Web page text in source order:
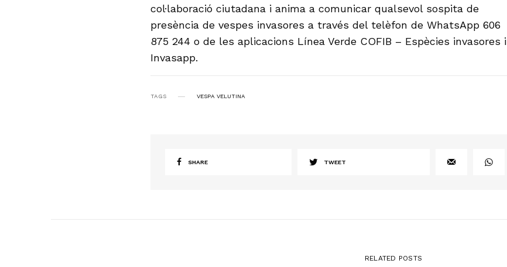
col·laboració ciutadana i anima a comunicar qualsevol sospita de
presència de vespes invasores a través del telèfon de WhatsApp 606
875 244 o de les aplicacions Línea Verde COFIB – Espècies invasores i
Invasapp.
TAGS VESPA VELUTINA
SHARE TWEET
RELATED POSTS